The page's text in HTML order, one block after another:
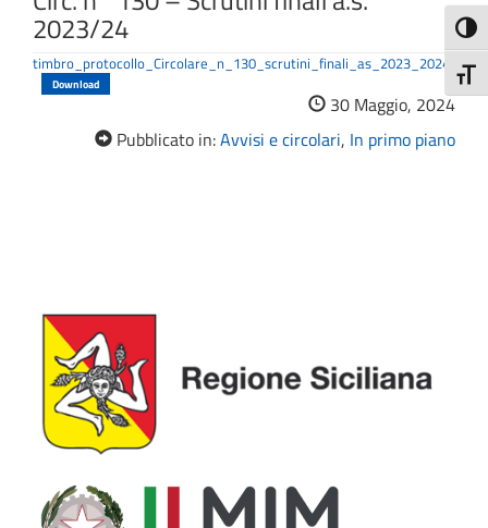
2023/24
timbro_protocollo_Circolare_n_130_scrutini_finali_as_2023_2024
Download
30 Maggio, 2024
Pubblicato in:Avvisi e circolari, In primo piano